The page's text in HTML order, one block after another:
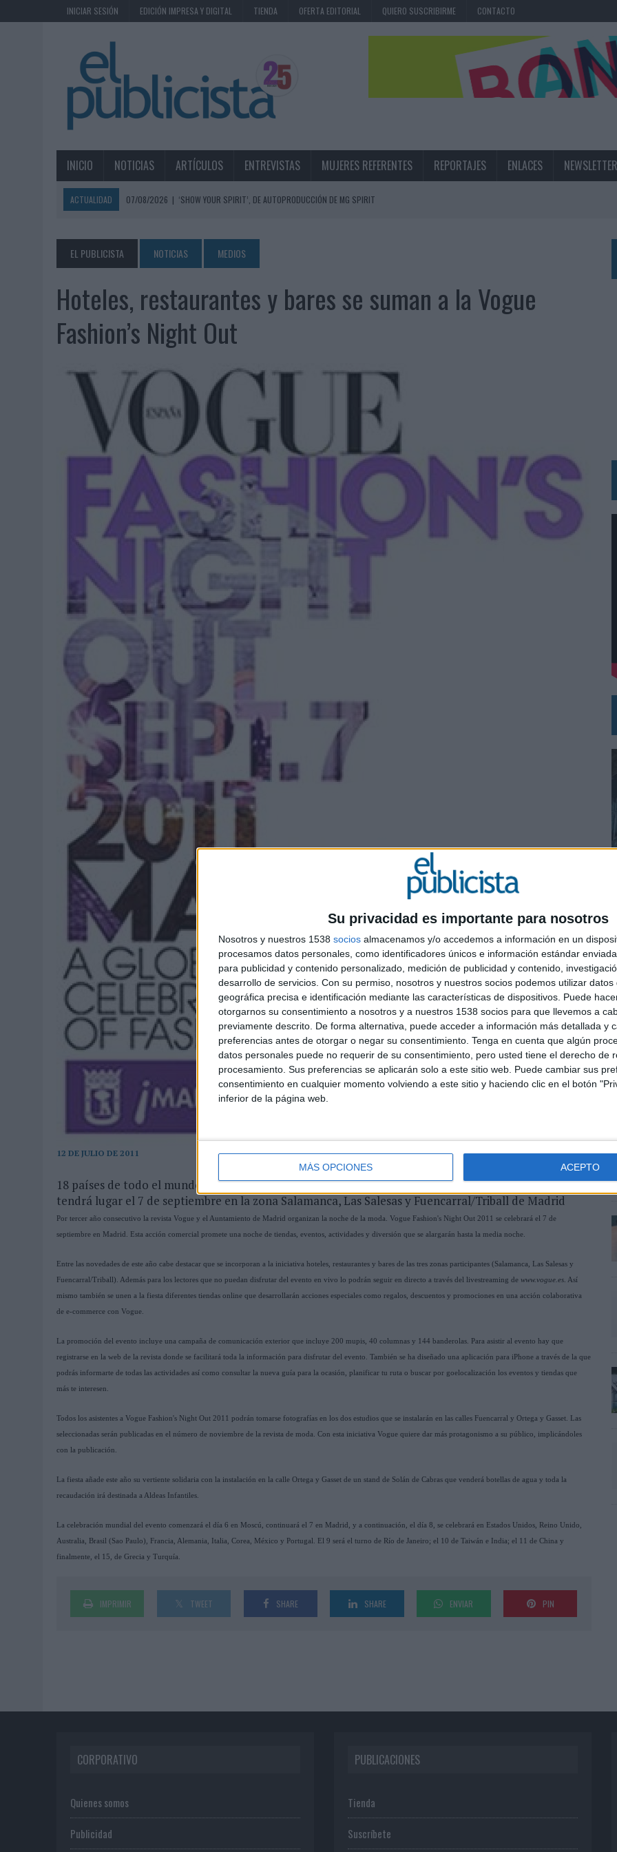
Su privacidad es importante para nosotros
Nosotros y nuestros 1538 socios almacenamos y/o accedemos a información en un
procesamos datos personales, como identificadores únicos e información estándar
para publicidad y contenido personalizado, medición de publicidad y contenido,
desarrollo de servicios. Con su permiso, nosotros y nuestros socios podemos utilizar datos
geográfica precisa e identificación mediante las características de dispositivos. Puede
otorgarnos su consentimiento a nosotros y a nuestros 1538 socios para que llevemos a
previamente descrito. De forma alternativa, puede acceder a información más detallada y
preferencias antes de otorgar o negar su consentimiento. Tenga en cuenta que algún
datos personales puede no requerir de su consentimiento, pero usted tiene el derecho de
procesamiento. Sus preferencias se aplicarán solo a este sitio web. Puede cambiar sus
consentimiento en cualquier momento volviendo a este sitio y haciendo clic en el botón
inferior de la página web.
MÁS OPCIONES ACEPTO
INICIAR SESIÓN EDICIÓN IMPRESA Y DIGITAL TIENDA OFERTA EDITORIAL QUIERO SUSCRIBIRME CONTACTO
INICIO NOTICIAS ARTÍCULOS ENTREVISTAS MUJERES REFERENTES REPORTAJES ENLACES NEWSLETTER
ACTUALIDAD 07/08/2026 | ‘SHOW YOUR SPIRIT’, DE AUTOPRODUCCIÓN DE MG SPIRIT
07/08/2026 | MG SPIRIT RELANZA SU MARCA CON UNA ESTRATEGIA 360º CENTRADA EN EL ORIGEN BARCELONÉS
07/08/2026
PATRÓN CONVIERTE EL NUEVO SINGLE DE ARÓN PIPER EN UNA EXPERIENCIA DE MARCA EN IBIZA
07/08/2026
EL VERANO PONE A PRUEBA LA ESTRATEGIA DIGITAL DE LAS MARCAS
07/08/2026
VUELING CONVIERTE LOS RECUERDOS EN SOUVENIRS CON IA
06/08/2026
‘LA VUELTA’, DE FENOMENAL PARA MÁLAGA CF
06/08/2026
|
SIETE DE CADA DIEZ EMPRESAS ESPAÑOLAS NO INTEGRAN LA INFANCIA EN SU ESTRATEGIA
06/08/2026
LA TELEVISIÓN SIGUE LIDERANDO EL CONSUMO DE MEDIOS EN VERANO Y SUPERA AL MÓVIL COMO DISPOSITIVO MÁS UTILIZADO
06/08/2026
EL USO DE LA IA GENERATIVA ALCANZA YA AL 62% DE LOS ESPAÑOLES
06/08/2026
SYSTEM1 NOMBRA A KIMBERLY BASTONI COMO NUEVA DIRECTORA COMERCIAL GLOBAL
FRIGO Y UNIQLO LANZAN UNA COLECCIÓN PERSONALIZABLE INSPIRADA EN CORNETTO, CALIPPO Y SOLERO
06/08/2026
LA IA ESTÁ SUBIENDO EL LISTÓN DE LA CREATIVIDAD
05/08/2026
BEON WORLDWIDE LANZA RAÍZ URBANA PARA TRANSFORMAR EL PATRIMONIO HISTÓRICO EN ACTIVOS CULTURALES Y ECONÓMICOS
05/08/2026
FABRA COMUNICACIÓN INCORPORA A CASONÁ Y ASUME LA GESTIÓN DE SUS RELACIONES CON LOS MEDIOS
05/08/2026
LOPESAN HOTELS & RESORTS ACERCA EL PARAÍSO CANARIO EN SU ÚLTIMA CAMPAÑA INTERNACIONAL
|
LUIS ARQUILLOS (BURGO DE ARIAS): “LA CONSTRUCCIÓN DE MARCA A LARGO PLAZO Y LA MEDICIÓN SON DOS CARAS DE LA MISMA
MONEDA”
EL PUBLICISTA NOTICIAS MEDIOS
Hoteles, restaurantes y bares se suman a la Vogue
Fashion’s Night Out
12 DE JULIO DE 2011
18 países de todo el mundo celebran la tercera edición de esta fiesta de la moda de Vogue. En España
tendrá lugar el 7 de septiembre en la zona Salamanca, Las Salesas y Fuencarral/Triball de Madrid
Por tercer año consecutivo la revista Vogue y el Auntamiento de Madrid organizan la noche de la moda. Vogue Fashion's Night Out 2011 se celebrará el 7 de
septiembre en Madrid. Esta acción comercial promete una noche de tiendas, eventos, actividades y diversión que se alargarán hasta la media noche.
Entre las novedades de este año cabe destacar que se incorporan a la iniciativa hoteles, restaurantes y bares de las tres zonas participantes (Salamanca, Las Salesas y
Fuencarral/Triball). Además para los lectores que no puedan disfrutar del evento en vivo lo podrán seguir en directo a través del livestreaming de www.vogue.es. Así
mismo también se unen a la fiesta diferentes tiendas online que desarrollarán acciones especiales como regalos, descuentos y promociones en una acción colaborativa
de e-commerce con Vogue.
La promoción del evento incluye una campaña de comunicación exterior que incluye 200 mupis, 40 columnas y 144 banderolas. Para asistir al evento hay que
registrarse en la web de la revista donde se facilitará toda la información para disfrutar del evento. También se ha diseñado una aplicación para iPhone a través de la que
podrás informarte de todas las actividades así como consultar la nueva guía para la ocasión, planificar tu ruta o buscar por goelocalización los eventos y tiendas que
más te interesen.
Todos los asistentes a Vogue Fashion's Night Out 2011 podrán tomarse fotografías en los dos estudios que se instalarán en las calles Fuencarral y Ortega y Gasset. Las
seleccionadas serán publicadas en el número de noviembre de la revista de moda. Con esta iniciativa Vogue quiere dar más protagonismo a su público, implicándoles
con la publicación.
La fiesta añade este año su vertiente solidaria con la instalación en la calle Ortega y Gasset de un stand de Solán de Cabras que venderá botellas de agua y toda la
recaudación irá destinada a Aldeas Infantiles.
La celebración mundial del evento comenzará el día 6 en Moscú, continuará el 7 en Madrid, y a continuación, el día 8, se celebrará en Estados Unidos, Reino Unido,
Australia, Brasil (Sao Paulo), Francia, Alemania, Italia, Corea, México y Portugal. El 9 será el turno de Río de Janeiro; el 10 de Taiwán e India; el 11 de China y
finalmente, el 15, de Grecia y Turquía.
IMPRIMIR TWEET SHARE SHARE ENVIAR PIN
CORPORATIVO
Quienes somos
Publicidad
PUBLICACIONES
Tienda
Suscríbete